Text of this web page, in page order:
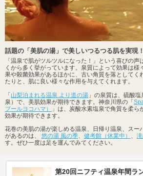
話題の「美肌の湯」で美しいつるつる肌を実現！
「温泉で肌がツルツルになった！」という喜びの
くから多く挙がっています。泉質によって効果は様
果や殺菌効果があるほかに、古い角質を落としてく
たりと、肌に良い様々な作用を与えてくれます。
「 山梨泊まれる温泉 より道の湯 」の泉質は、硫酸
泉）で、美肌効果が期待できます。神奈川県の「
ブールヨコハマ）
」は、炭酸水素塩泉で角質を柔ら
効果が期待できます。
花巻の美肌の湯が楽しめる温泉、日帰り温泉、スー
があるのは、 悠の湯 風の季、 健考館（休業中） 、
す。ぜひ一度は足を運んでみてください。
第20回ニフティ温泉年間ラ